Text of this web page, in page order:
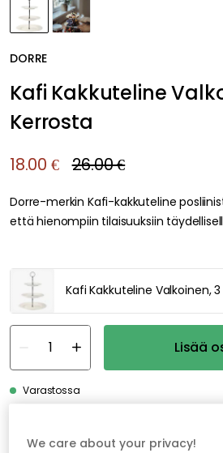
DORRE
Kafi Kakkuteline
Kerrosta
18.00 € 26.00 €
Dorre-merkin Kafi-kakkuteline
että hienompiin tilaisuuksiin
Kafi Kakkuteline Valkoinen,
Lisää
Varastossa
Ilmainen toimitus yli 79 €*
We care about your privacy!